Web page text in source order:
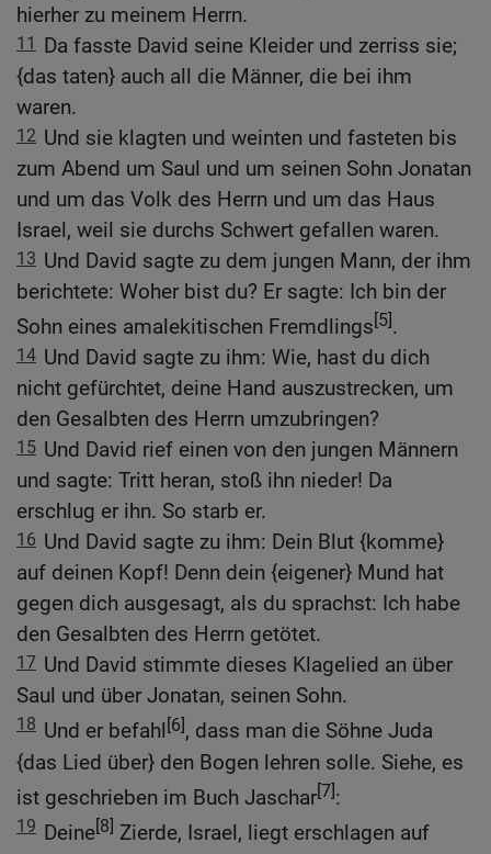
hierher zu meinem Herrn.
11 Da fasste David seine Kleider und zerriss sie;
{das taten} auch all die Männer, die bei ihm
waren.
12 Und sie klagten und weinten und fasteten bis
zum Abend um Saul und um seinen Sohn Jonatan
und um das Volk des Herrn und um das Haus
Israel, weil sie durchs Schwert gefallen waren.
13 Und David sagte zu dem jungen Mann, der ihm
berichtete: Woher bist du? Er sagte: Ich bin der
Sohn eines amalekitischen Fremdlings[5].
14 Und David sagte zu ihm: Wie, hast du dich
nicht gefürchtet, deine Hand auszustrecken, um
den Gesalbten des Herrn umzubringen?
15 Und David rief einen von den jungen Männern
und sagte: Tritt heran, stoß ihn nieder! Da
erschlug er ihn. So starb er.
16 Und David sagte zu ihm: Dein Blut {komme}
auf deinen Kopf! Denn dein {eigener} Mund hat
gegen dich ausgesagt, als du sprachst: Ich habe
den Gesalbten des Herrn getötet.
17 Und David stimmte dieses Klagelied an über
Saul und über Jonatan, seinen Sohn.
18 Und er befahl [6], dass man die Söhne Juda
{das Lied über} den Bogen lehren solle. Siehe, es
ist geschrieben im Buch Jaschar[7]:
19 Deine[8] Zierde, Israel, liegt erschlagen auf